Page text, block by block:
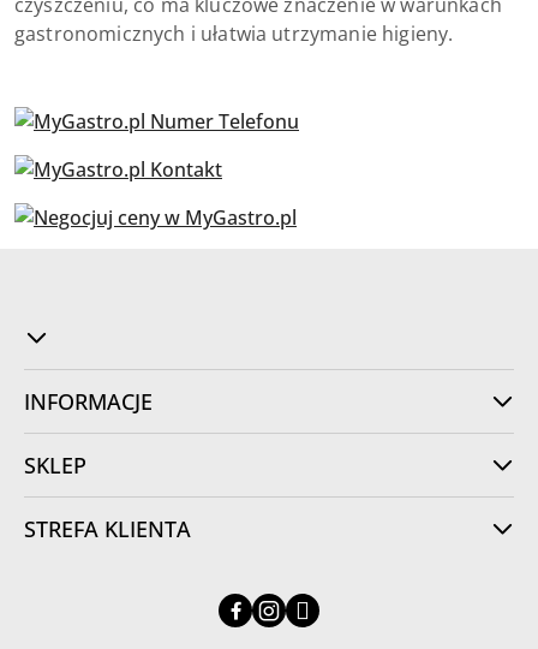
gastronomicznych i ułatwia utrzymanie higieny.
INFORMACJE
SKLEP
STREFA KLIENTA